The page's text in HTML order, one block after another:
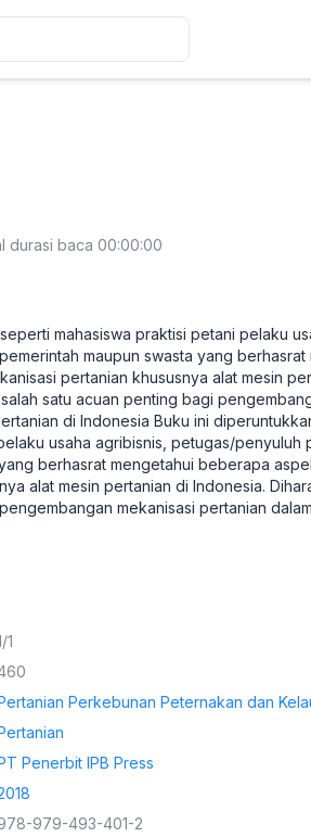
durasi baca 00:00:00
mahasiswa praktisi petani pelaku
maupun swasta yang berhasrat
pertanian khususnya alat mesin
satu acuan penting bagi
di Indonesia Buku ini
usaha agribisnis, petugas/penyuluh
berhasrat mengetahui beberapa
alat mesin pertanian di Indonesia.
mekanisasi pertanian
1
Perkebunan Peternakan dan
Penerbit IPB Press
979-493-401-2